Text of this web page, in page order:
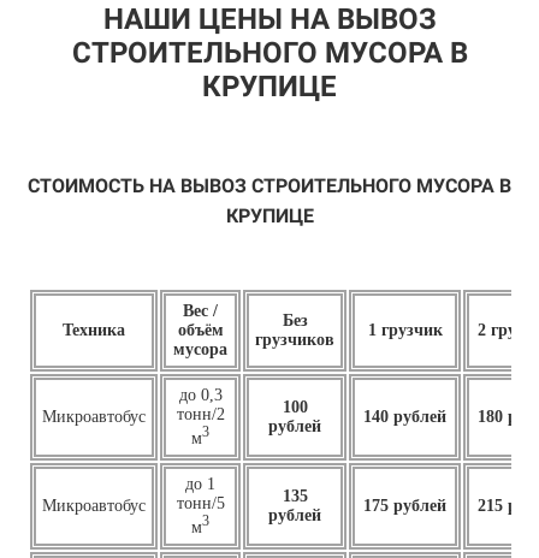
НАШИ ЦЕНЫ НА ВЫВОЗ
СТРОИТЕЛЬНОГО МУСОРА В
КРУПИЦЕ
СТОИМОСТЬ НА ВЫВОЗ СТРОИТЕЛЬНОГО МУСОРА В
КРУПИЦЕ
Техника
Вес /
объём
мусора
Без
грузчиков
1 грузчик 2
Микроавтобус
до 0,3
тонн/2
м3
100
рублей
140 рублей 180
Микроавтобус
до 1
тонн/5
м3
135
рублей
175 рублей 215